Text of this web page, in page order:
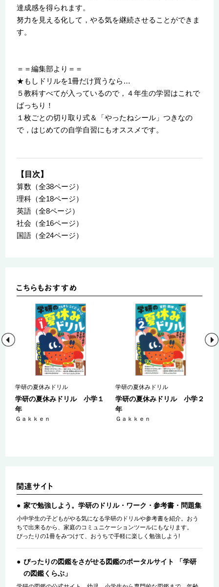
達成感を得られます。
努力を見える化して，やる気を継続させることができま
す。
＝＝編集部より＝＝
★もしドリルを1冊だけ買うなら…
５教科すべてが入っているので，４年生の学習はこれで
ばっちり！
１枚ごとの切り取り式＆「やったねシール」つきなの
で，はじめての自学自習にもオススメです。
【目次】
算数（全38ページ）
理科（全18ページ）
英語（全8ページ）
社会（全16ページ）
国語（全24ページ）
学研の夏休みドリル
学研の夏休みドリル 小学１
年
Ｇａｋｋｅｎ
学研の夏休みドリル
学研の夏休みドリル 小学２
年
Ｇａｋｋｅｎ
家で勉強しよう。学研のドリル・ワーク・参考書・問題集
小中学生の子どもがやる気になる学研のドリルや参考書を紹介。おう
ちで出来るから、家庭のコミュニケーションツールにもなります。
ぴったりの1冊をみつけて、おうちで手軽に楽しく勉強しよう!
ぴったりの図鑑をさがせる図鑑のポータルサイト 「学研
の図鑑くらぶ」